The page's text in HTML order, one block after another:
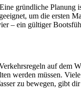
gründliche Planung
um die ersten
– ein gültiger
auf dem
werden müssen.
zu bewegen, gibt